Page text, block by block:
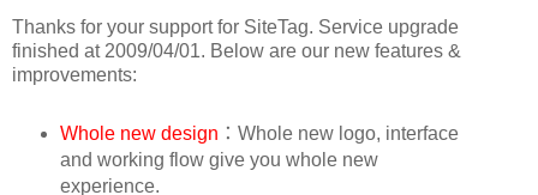
Thanks for your support for SiteTag. Service upgrade
finished at 2009/04/01. Below are our new features &
improvements:
Whole new design ：Whole new logo, interface
and working flow give you whole new
experience.